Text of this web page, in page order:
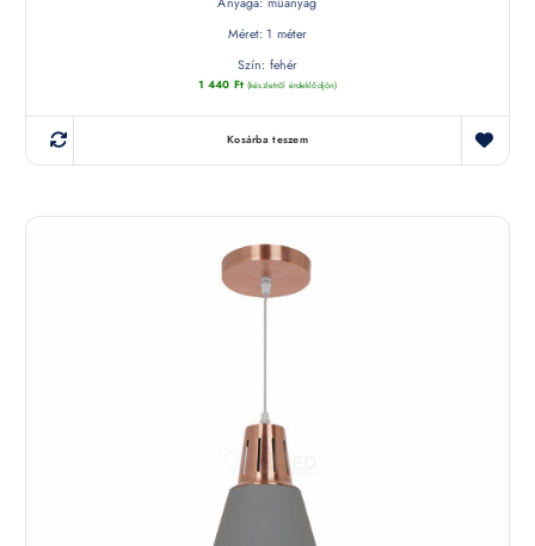
Méret: 1 méter
Szín: fehér
1 440 Ft (készletről érdeklődjön)
Kosárba teszem